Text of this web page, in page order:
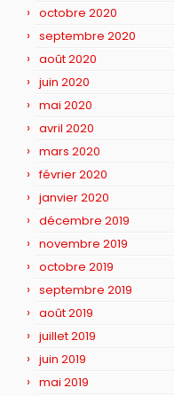
octobre 2020
septembre 2020
août 2020
juin 2020
mai 2020
avril 2020
mars 2020
février 2020
janvier 2020
décembre 2019
novembre 2019
octobre 2019
septembre 2019
août 2019
juillet 2019
juin 2019
mai 2019